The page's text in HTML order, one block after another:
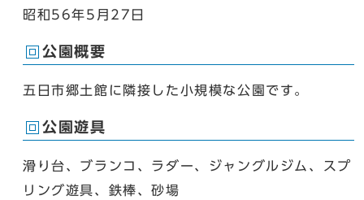
昭和56年5月27日
公園概要
五日市郷土館に隣接した小規模な公園です。
公園遊具
滑り台、ブランコ、ラダー、ジャングルジム、スプ
リング遊具、鉄棒、砂場